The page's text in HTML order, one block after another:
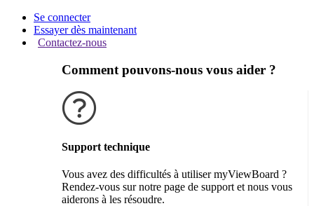
Se connecter
Essayer dès maintenant
Contactez-nous
Comment pouvons-nous vous aider ?
Support technique
Vous avez des difficultés à utiliser myViewBoard ?
Rendez-vous sur notre page de support et nous vous
aiderons à les résoudre.